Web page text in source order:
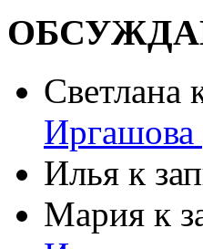
Светлана
Иргашова
Илья к
Мария к